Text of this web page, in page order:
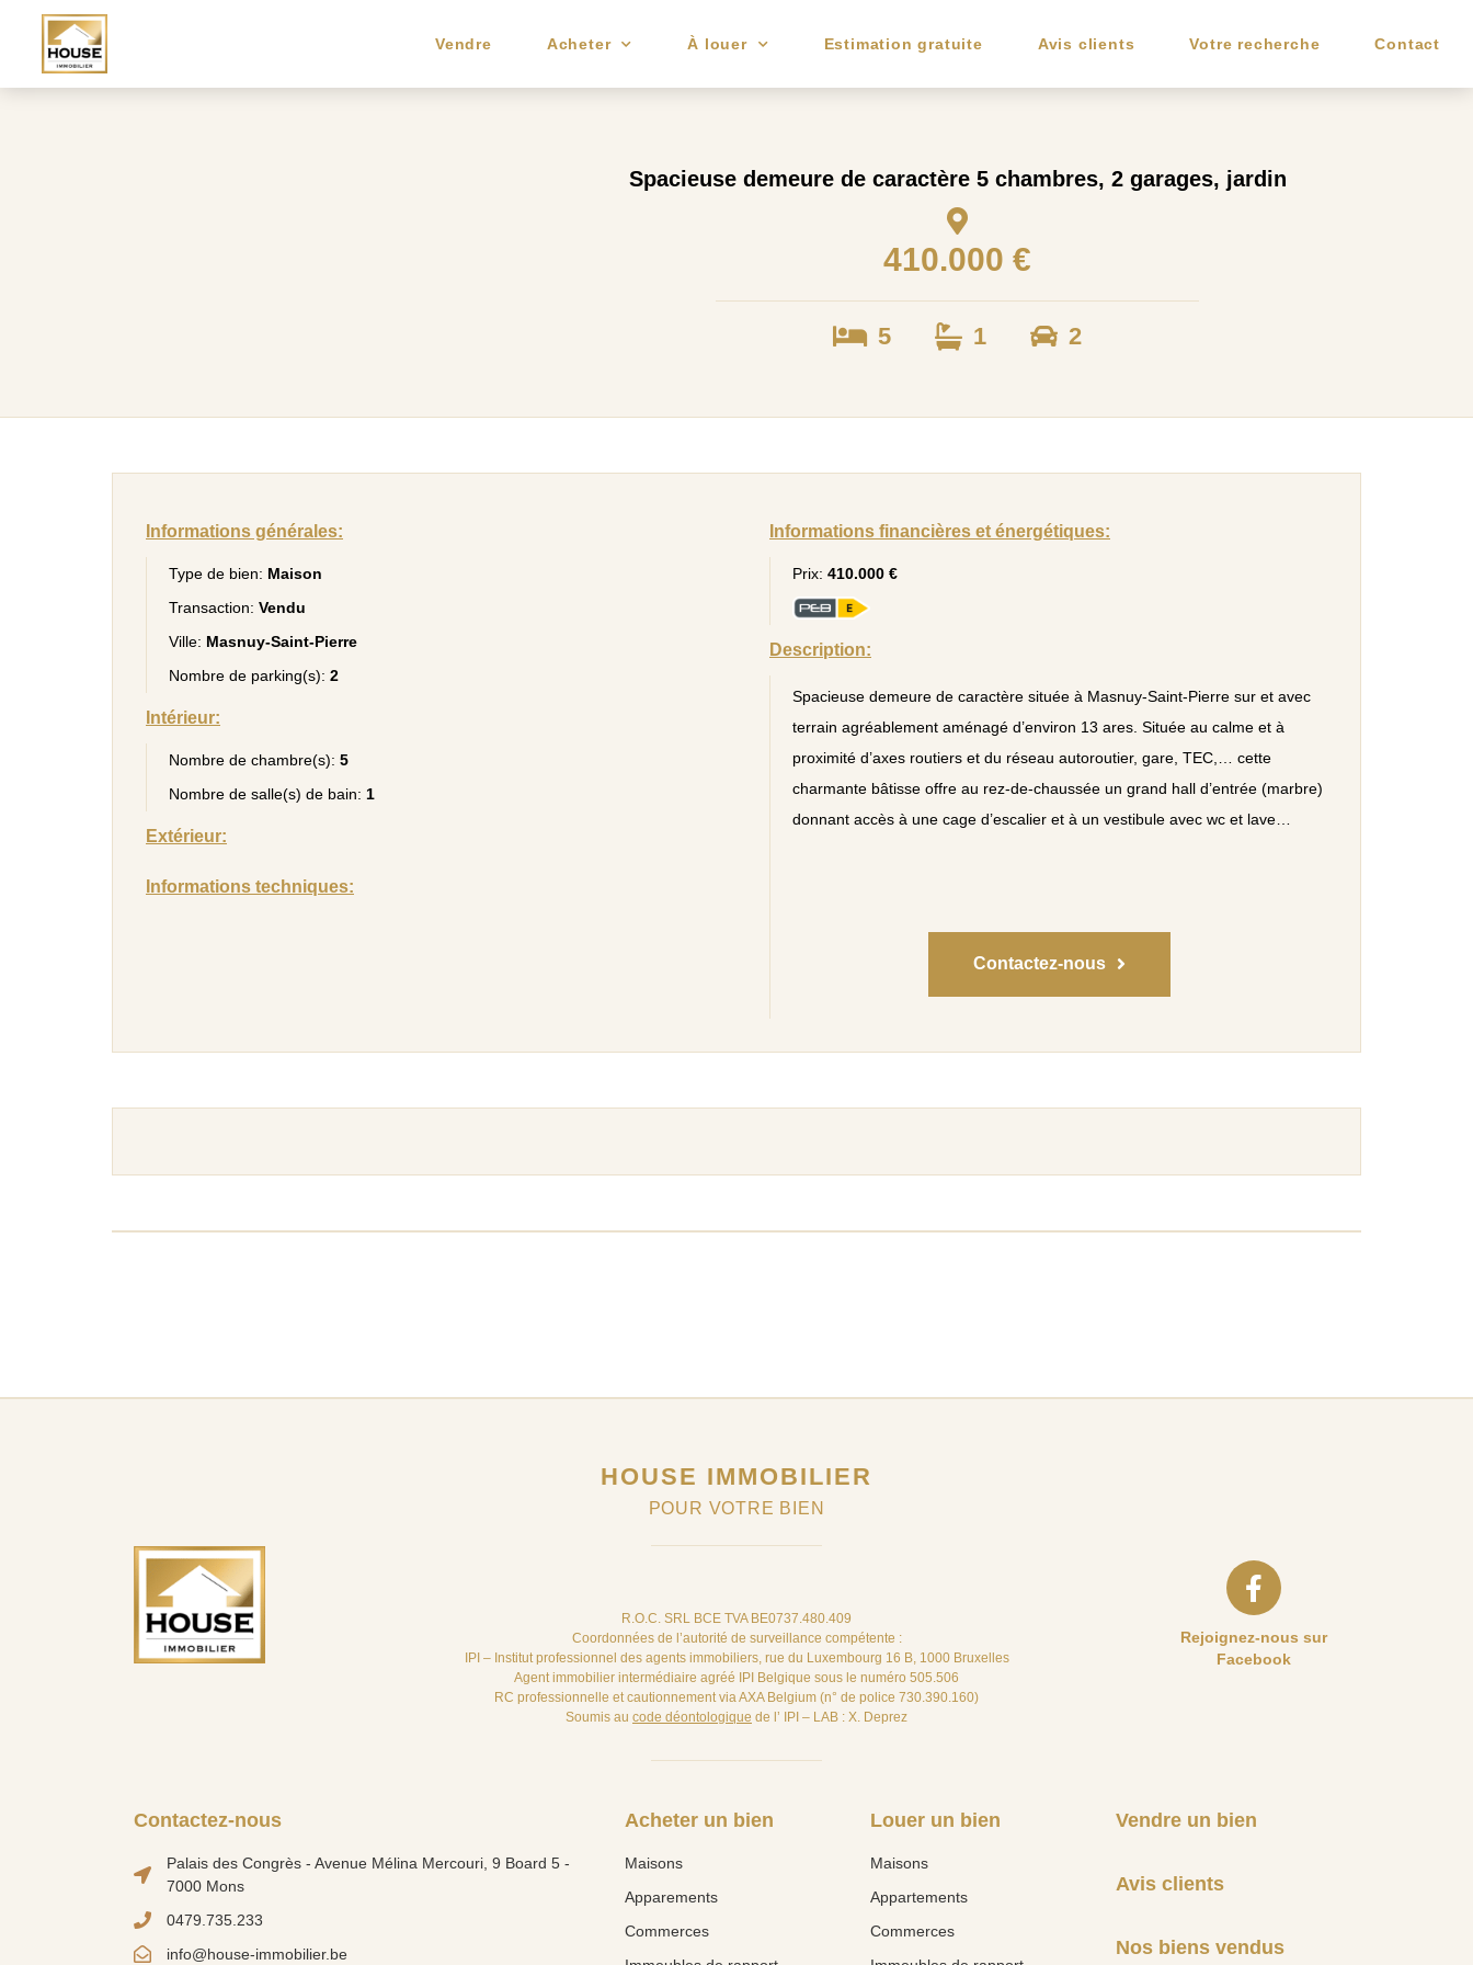
Vendre Acheter À louer Estimation gratuite Avis clients Votre recherche Contact
Spacieuse demeure de caractère 5 chambres, 2 garages, jardin
410.000 €
5 1 2
Informations générales:
Type de bien: Maison
Transaction: Vendu
Ville: Masnuy-Saint-Pierre
Nombre de parking(s): 2
Intérieur:
Nombre de chambre(s): 5
Nombre de salle(s) de bain: 1
Extérieur:
Informations techniques:
Informations financières et énergétiques:
Prix: 410.000 €
Description:
Spacieuse demeure de caractère située à Masnuy-Saint-Pierre sur et avec
terrain agréablement aménagé d’environ 13 ares. Située au calme et à
proximité d’axes routiers et du réseau autoroutier, gare, TEC,… cette
charmante bâtisse offre au rez-de-chaussée un grand hall d’entrée (marbre)
donnant accès à une cage d’escalier et à un vestibule avec wc et lave…
Contactez-nous
HOUSE IMMOBILIER
POUR VOTRE BIEN
R.O.C. SRL BCE TVA BE0737.480.409
Coordonnées de l’autorité de surveillance compétente :
IPI – Institut professionnel des agents immobiliers, rue du Luxembourg 16 B, 1000 Bruxelles
Agent immobilier intermédiaire agréé IPI Belgique sous le numéro 505.506
RC professionnelle et cautionnement via AXA Belgium (n° de police 730.390.160)
Soumis au code déontologique de l’ IPI – LAB : X. Deprez
Rejoignez-nous sur
Facebook
Contactez-nous
Palais des Congrès - Avenue Mélina Mercouri, 9 Board 5 -
7000 Mons
0479.735.233
info@house-immobilier.be
Acheter un bien
Maisons
Apparements
Commerces
Louer un bien
Maisons
Appartements
Commerces
Vendre un bien
Avis clients
Nos biens vendus